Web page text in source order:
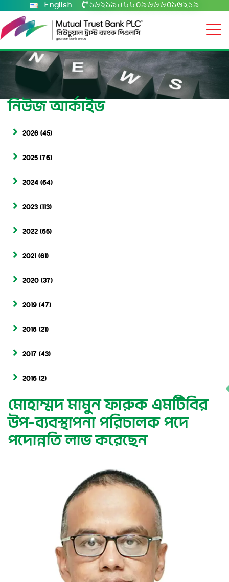
English ১৬২১৯ +৮৮০৯৬৬৬০১৬২১৯
নিউজ আর্কাইভ
2026 (45)
2025 (76)
2024 (64)
2023 (113)
2022 (65)
2021 (61)
2020 (37)
2019 (47)
2018 (21)
2017 (43)
2016 (2)
মোহাম্মদ মামুন ফারুক এমটিবির
উপ-ব্যবস্থাপনা পরিচালক পদে
পদোন্নতি লাভ করেছেন